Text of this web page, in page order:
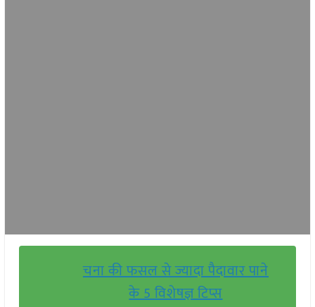
चना की फसल से ज्यादा पैदावार पाने
के 5 विशेषज्ञ टिप्स